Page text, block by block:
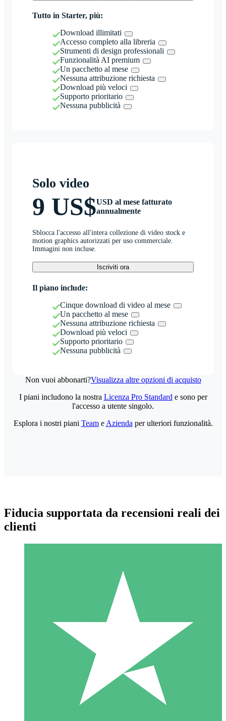
Tutto in Starter, più:
Download illimitati
Accesso completo alla libreria
Strumenti di design professionali
Funzionalità AI premium
Un pacchetto al mese
Nessuna attribuzione richiesta
Download più veloci
Supporto prioritario
Nessuna pubblicità
Solo video
9 US$USD al mese fatturato
annualmente
Sblocca l'accesso all'intera collezione di video stock e
motion graphics autorizzati per uso commerciale.
Immagini non incluse.
Iscriviti ora
Il piano include:
Cinque download di video al mese
Un pacchetto al mese
Nessuna attribuzione richiesta
Download più veloci
Supporto prioritario
Nessuna pubblicità
Non vuoi abbonarti?Visualizza altre opzioni di acquisto
Pacchetti di Crediti Individuali
Paga a consumo con crediti di download. Nessun impegno
1 Download
10
I piani includono la nostra Licenza Pro Standard e sono per
l'accesso a utente singolo.
Esplora i nostri piani Teame Azienda per ulteriori funzionalità.
Fiducia supportata da recensioni reali dei
clienti